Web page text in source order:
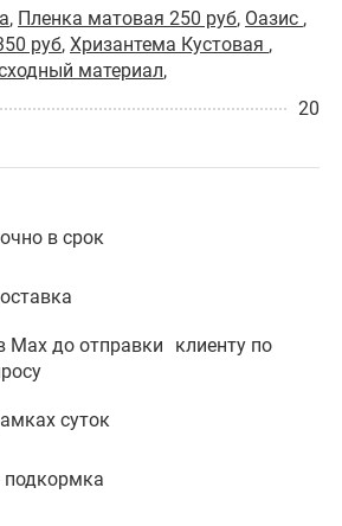
, Пленка матовая 250 руб, Оазис ,
руб, Хризантема Кустовая ,
материал,
20
в срок
Max до отправки клиенту по
суток
подкормка